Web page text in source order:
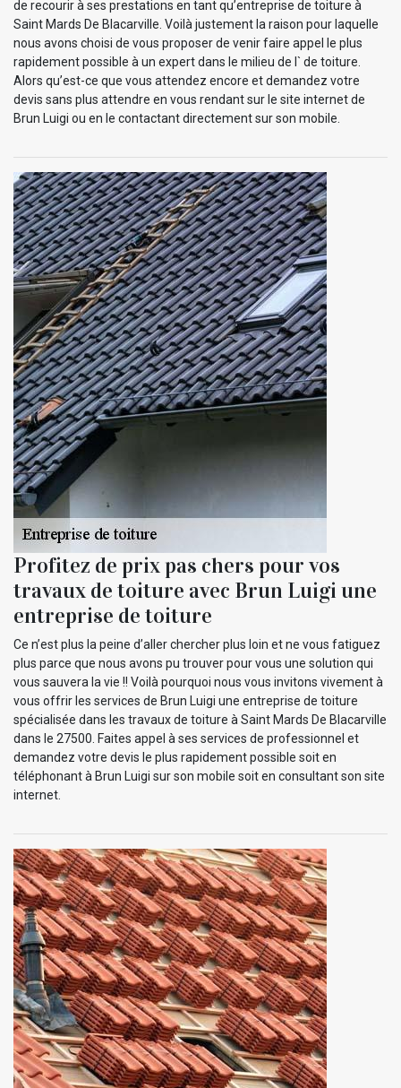
de recourir à ses prestations en tant qu’entreprise de toiture à
Saint Mards De Blacarville. Voilà justement la raison pour laquelle
nous avons choisi de vous proposer de venir faire appel le plus
rapidement possible à un expert dans le milieu de l` de toiture.
Alors qu’est-ce que vous attendez encore et demandez votre
devis sans plus attendre en vous rendant sur le site internet de
Brun Luigi ou en le contactant directement sur son mobile.
Profitez de prix pas chers pour vos
travaux de toiture avec Brun Luigi une
entreprise de toiture
Ce n’est plus la peine d’aller chercher plus loin et ne vous fatiguez
plus parce que nous avons pu trouver pour vous une solution qui
vous sauvera la vie !! Voilà pourquoi nous vous invitons vivement à
vous offrir les services de Brun Luigi une entreprise de toiture
spécialisée dans les travaux de toiture à Saint Mards De Blacarville
dans le 27500. Faites appel à ses services de professionnel et
demandez votre devis le plus rapidement possible soit en
téléphonant à Brun Luigi sur son mobile soit en consultant son site
internet.